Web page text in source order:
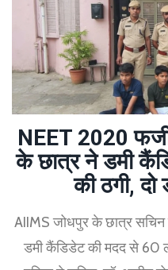
NEET 2020
के छात्र ने डमी
की ठगी, दो
AIIMS जोधपुर के छात्र सचिन
डमी कैंडिडेट की मदद से 60